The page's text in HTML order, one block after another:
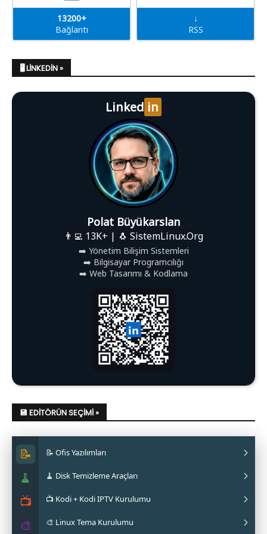
13200+
Bağlantı
↓
RSS
🖥️ LINKEDIN »
Linked in
Polat Büyükarslan
👨‍💻 13K+ | 🐧 SistemLinux.Org
➡️ Yönetim Bilişim Sistemleri
➡️ Bilgisayar Programcılığı
➡️ Web Tasarımı & Kodlama
💾 EDITÖRÜN SEÇIMI »
📝
🧹
📺
🎨
📝 Ofis Yazılımları
✔ LibreOffice Nasıl Kurulur?
✔ WPS Office Nasıl Kurulur?
✔ Softmaker FreeOffice Nasıl Kurulur?
🧹 Disk Temizleme Araçları
✔ Stacer Nedir? Nasıl Kurulur?
✔ Ubuntu Cleaner Nasıl Kurulur?
📺 Kodi + Kodi IPTV Kurulumu
✔ Kodi IPTV Nasıl Kurulur?
🎨 Linux Tema Kurulumu